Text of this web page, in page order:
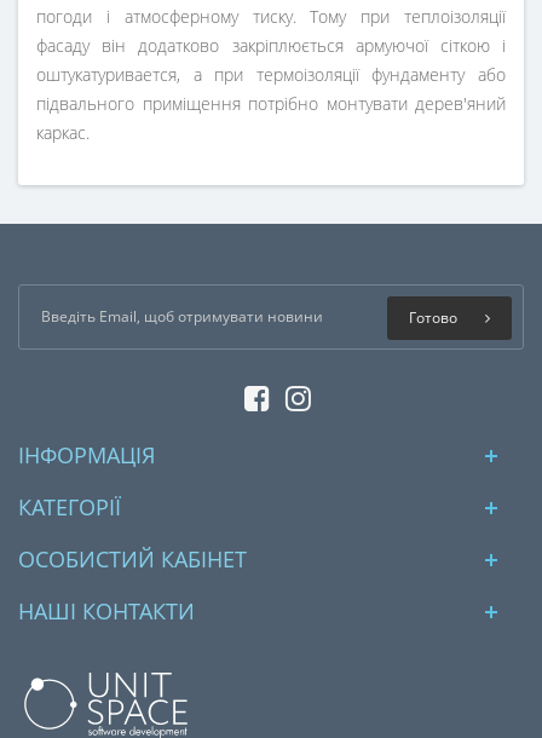
погоди і атмосферному тиску. Тому при теплоізоляції
фасаду він додатково закріплюється армуючої сіткою і
оштукатуривается, а при термоізоляції фундаменту або
підвального приміщення потрібно монтувати дерев'яний
каркас.
Готово
ІНФОРМАЦІЯ
КАТЕГОРІЇ
ОСОБИСТИЙ КАБІНЕТ
НАШІ КОНТАКТИ